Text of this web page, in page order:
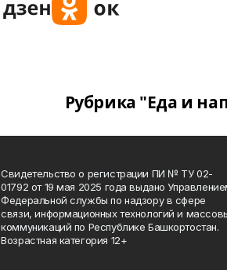
Рубрика "Еда и
Свидетельство о регистрации ПИ № ТУ 02-
01792 от 19 мая 2025 года выдано
Федеральной службы по надзору в сфере
связи, информационных технологий и
коммуникаций по Республике Башкортостан.
Возрастная категория 12+